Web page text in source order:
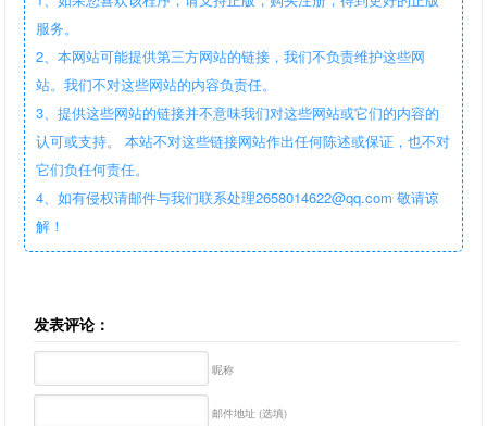
服务。
2、本网站可能提供第三方网站的链接，我们不负责维护这些网
站。我们不对这些网站的内容负责任。
3、提供这些网站的链接并不意味我们对这些网站或它们的内容的
认可或支持。 本站不对这些链接网站作出任何陈述或保证，也不对
它们负任何责任。
4、如有侵权请邮件与我们联系处理2658014622@qq.com 敬请谅
解！
发表评论：
昵称
邮件地址 (选填)